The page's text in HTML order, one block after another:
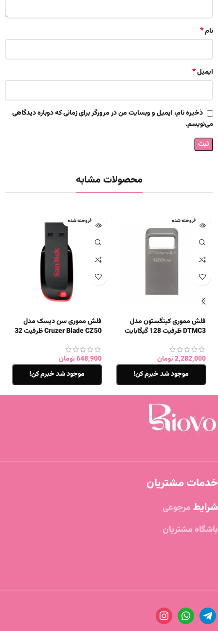
نام*
ایمیل*
ذخیره نام، ایمیل و وبسایت من در مرورگر برای زمانی که دوباره دیدگاهی
می‌نویسم.
محصولات مشابه
فروخته شده
فلش مموری کینگستون مدل
DTMC3 ظرفیت 128 گیگابایت
2,282,000تومان
موجود شد خبرم کن!
فروخته شده
فلش مموری سن دیسک مدل
Cruzer Blade CZ50 ظرفیت 32
648,900تومان
موجود شد خبرم کن!
خدمات مشتریان
شرایط مرجوعی
باشگاه مشتریان